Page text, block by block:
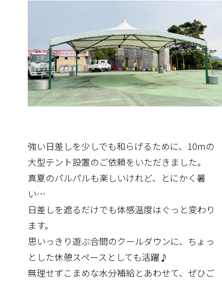
強い日差しを少しでも和らげるために、10mの
大型テント設置のご依頼をいただきました。
真夏のパルパルも楽しいけれど、とにかく暑
い…
日差しを遮るだけでも体感温度はぐっと変わり
ます。
思いっきり遊ぶ合間のクールダウンに、ちょっ
とした休憩スペースとしても活躍♪
無理せずこまめな水分補給とあわせて、ぜひご